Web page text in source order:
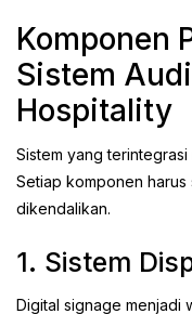
Komponen
Sistem
Hospitality
Sistem yang
Setiap komponen harus
dikendalikan.
1. Sistem
Digital signage menjadi